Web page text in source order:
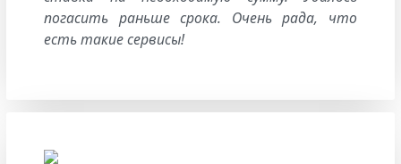
погасить раньше срока. Очень рада, что
есть такие сервисы!